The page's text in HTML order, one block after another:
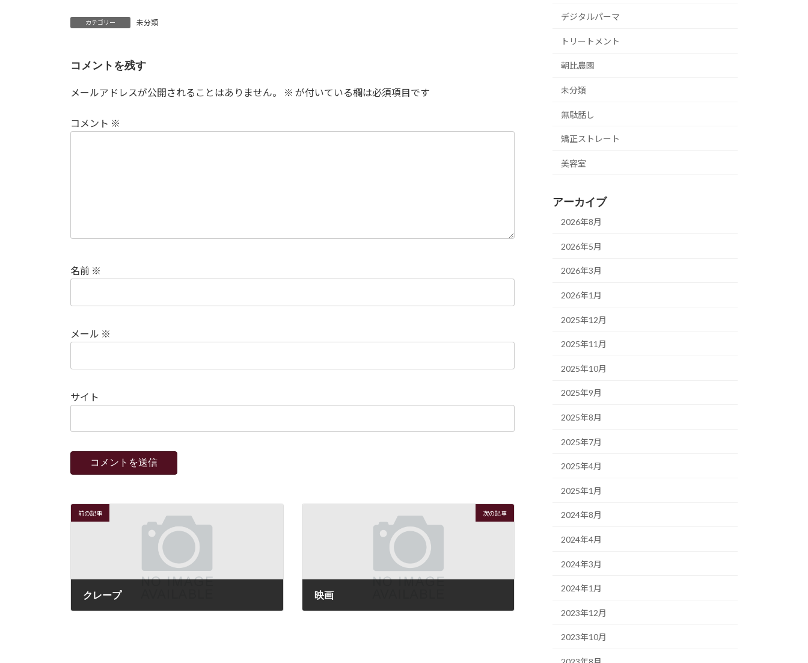
カテゴリー 未分類
コメントを残す
メールアドレスが公開されることはありません。 ※ が付いている欄は必須項目です
コメント ※
名前 ※
メール ※
サイト
前の記事
クレープ
次の記事
映画
デジタルパーマ
トリートメント
朝比農園
未分類
無駄話し
矯正ストレート
美容室
アーカイブ
2026年8月
2026年5月
2026年3月
2026年1月
2025年12月
2025年11月
2025年10月
2025年9月
2025年8月
2025年7月
2025年4月
2025年1月
2024年8月
2024年4月
2024年3月
2024年1月
2023年12月
2023年10月